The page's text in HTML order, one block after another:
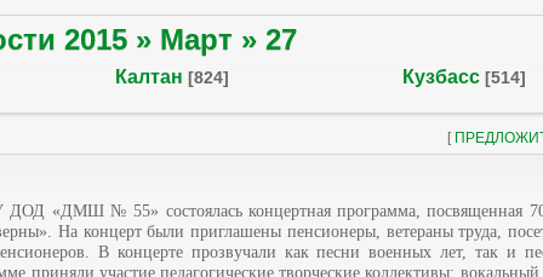
2015 » Март » 27
Калтан [824] Кузбасс [514]
[
«ДМШ № 55» состоялась концертная программа, посвященная
На концерт были приглашены пенсионеры, ветераны труда,
В концерте прозвучали как песни военных лет, так и
приняли участие педагогические творческие коллективы: